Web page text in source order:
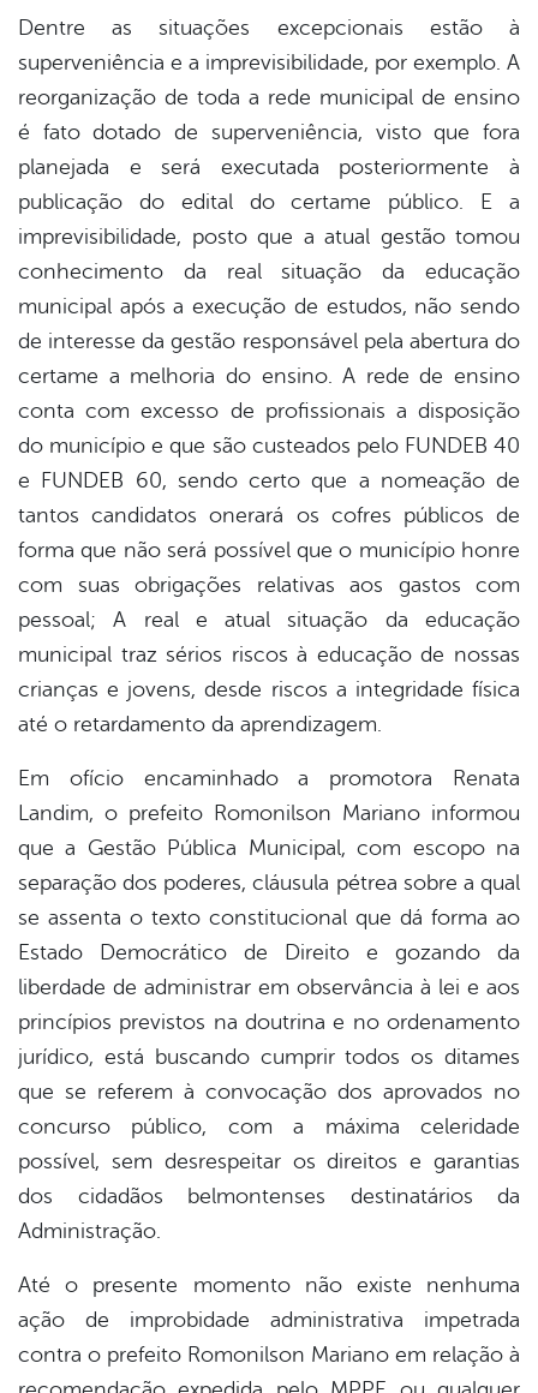
Dentre as situações excepcionais estão à
superveniência e a imprevisibilidade, por exemplo. A
reorganização de toda a rede municipal de ensino
é fato dotado de superveniência, visto que fora
planejada e será executada posteriormente à
publicação do edital do certame público. E a
imprevisibilidade, posto que a atual gestão tomou
conhecimento da real situação da educação
municipal após a execução de estudos, não sendo
de interesse da gestão responsável pela abertura do
certame a melhoria do ensino. A rede de ensino
conta com excesso de profissionais a disposição
do município e que são custeados pelo FUNDEB 40
e FUNDEB 60, sendo certo que a nomeação de
tantos candidatos onerará os cofres públicos de
forma que não será possível que o município honre
com suas obrigações relativas aos gastos com
pessoal; A real e atual situação da educação
municipal traz sérios riscos à educação de nossas
crianças e jovens, desde riscos a integridade física
até o retardamento da aprendizagem.
Em ofício encaminhado a promotora Renata
Landim, o prefeito Romonilson Mariano informou
que a Gestão Pública Municipal, com escopo na
separação dos poderes, cláusula pétrea sobre a qual
se assenta o texto constitucional que dá forma ao
Estado Democrático de Direito e gozando da
liberdade de administrar em observância à lei e aos
princípios previstos na doutrina e no ordenamento
jurídico, está buscando cumprir todos os ditames
que se referem à convocação dos aprovados no
concurso público, com a máxima celeridade
possível, sem desrespeitar os direitos e garantias
dos cidadãos belmontenses destinatários da
Administração.
Até o presente momento não existe nenhuma
ação de improbidade administrativa impetrada
contra o prefeito Romonilson Mariano em relação à